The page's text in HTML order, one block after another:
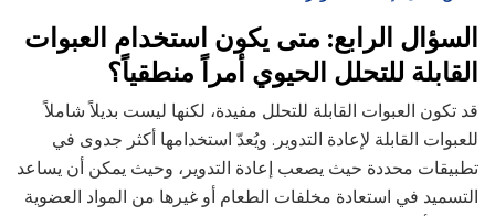
السؤال الرابع: متى يكون استخدام العبوات
القابلة للتحلل الحيوي أمراً منطقياً؟
قد تكون العبوات القابلة للتحلل مفيدة، لكنها ليست بديلاً شاملاً
للعبوات القابلة لإعادة التدوير. ويُعدّ استخدامها أكثر جدوى في
تطبيقات محددة حيث يصعب إعادة التدوير، وحيث يمكن أن يساعد
التسميد في استعادة مخلفات الطعام أو غيرها من المواد العضوية